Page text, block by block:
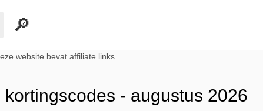
website bevat affiliate links.
- augustus 2026